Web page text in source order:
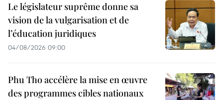
Le législateur suprême donne sa
vision de la vulgarisation et de
l’éducation juridiques
04/08/2026 09:00
Phu Tho accélère la mise en œuvre
des programmes cibles nationaux